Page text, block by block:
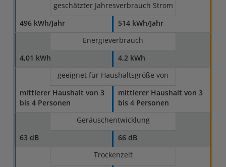
geschätzter Jahresverbrauch Strom
496 kWh/Jahr
514 kWh/Jahr
Energieverbrauch
4,01 kWh
4,2 kWh
geeignet für Haushaltsgröße von
mittlerer Haushalt von 3
bis 4 Personen
mittlerer Haushalt von 3
bis 4 Personen
Geräuschentwicklung
63 dB
66 dB
Trockenzeit